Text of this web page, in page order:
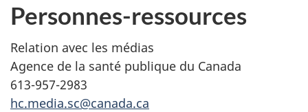
Personnes-ressources
Relation avec les médias
Agence de la santé publique du Canada
613-957-2983
hc.media.sc@canada.ca